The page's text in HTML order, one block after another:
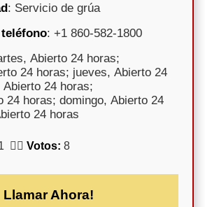
: Servicio de grúa
: +1 860-582-1800
Abierto 24 horas;
24 horas; jueves, Abierto 24
24 horas;
24 horas; domingo, Abierto 24
24 horas
🕵️‍♀️ Votos: 8
Llamar Ahora!